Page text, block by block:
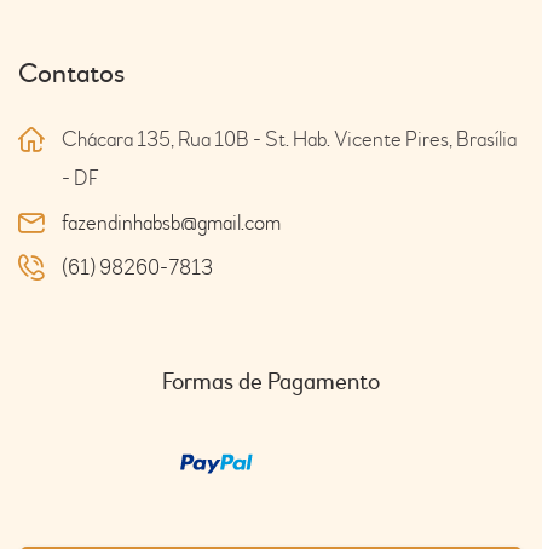
Contatos
Chácara 135, Rua 10B - St. Hab. Vicente Pires, Brasília
- DF
fazendinhabsb@gmail.com
(61) 98260-7813
Formas de Pagamento